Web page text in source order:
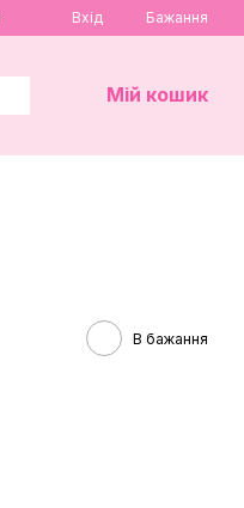
Вхід Бажання
Мій кошик
В бажання